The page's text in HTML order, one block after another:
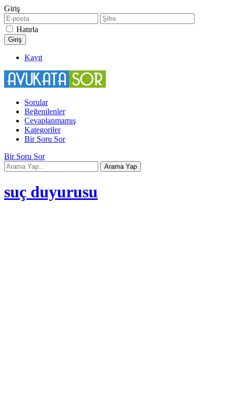
Giriş
Hatırla
Kayıt
Sorular
Beğenilenler
Cevaplanmamış
Kategoriler
Bir Soru Sor
Bir Soru Sor
suç duyurusu